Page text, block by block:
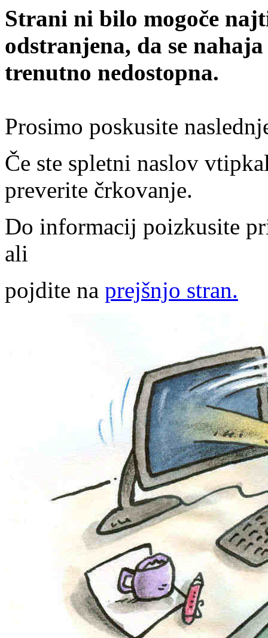
Strani ni bilo mogoče
odstranjena, da se
trenutno nedostopna.
Prosimo poskusite
Če ste spletni naslov
preverite črkovanje.
Do informacij poizkusite
ali
pojdite na prejšnjo stran.